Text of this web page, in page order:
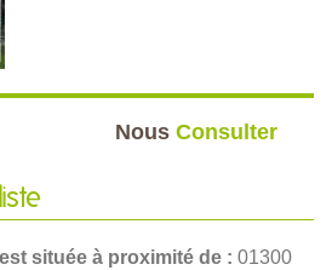
Nous Consulter
située à proximité de : 01300